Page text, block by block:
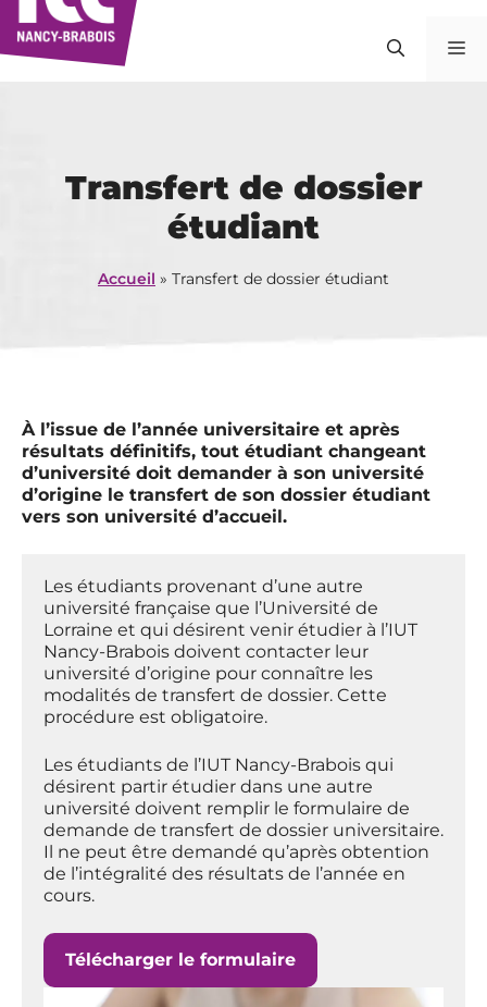
au
contenu
Transfert de dossier
étudiant
Accueil » Transfert de dossier étudiant
À l’issue de l’année universitaire et après
résultats définitifs, tout étudiant changeant
d’université doit demander à son université
d’origine le transfert de son dossier étudiant
vers son université d’accueil.
Les étudiants provenant d’une autre
université française que l’Université de
Lorraine et qui désirent venir étudier à l’IUT
Nancy-Brabois doivent contacter leur
université d’origine pour connaître les
modalités de transfert de dossier. Cette
procédure est obligatoire.
Les étudiants de l’IUT Nancy-Brabois qui
désirent partir étudier dans une autre
université doivent remplir le formulaire de
demande de transfert de dossier universitaire.
Il ne peut être demandé qu’après obtention
de l’intégralité des résultats de l’année en
cours.
Télécharger le formulaire